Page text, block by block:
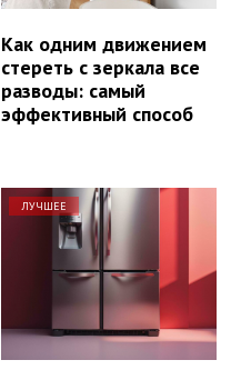
Как одним движением
стереть с зеркала все
разводы: самый
эффективный способ
ЛУЧШЕЕ